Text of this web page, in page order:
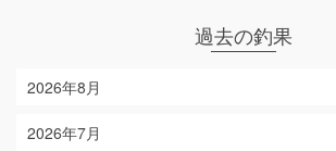
過去の釣果
2026年8月
2026年7月